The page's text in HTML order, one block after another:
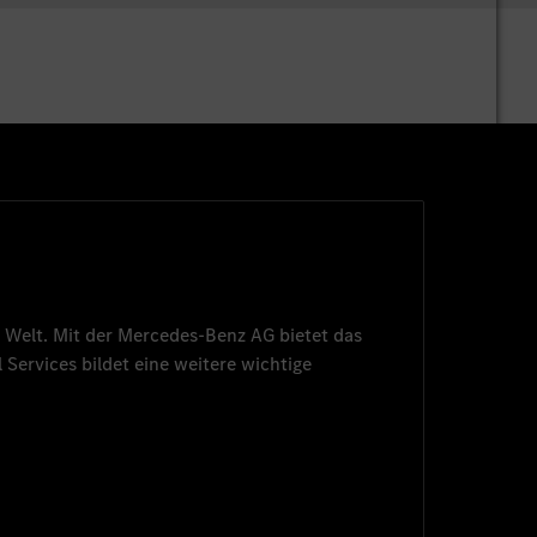
Mit der Mercedes-Benz AG bietet das
Services bildet eine weitere wichtige